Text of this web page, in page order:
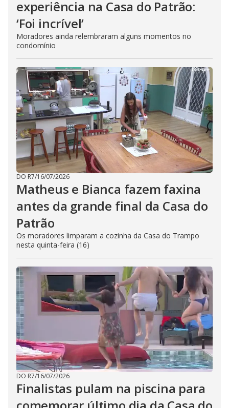
experiência na Casa do Patrão:
‘Foi incrível’
Moradores ainda relembraram alguns momentos no
condomínio
DO R7/16/07/2026
Matheus e Bianca fazem faxina
antes da grande final da Casa do
Patrão
Os moradores limparam a cozinha da Casa do Trampo
nesta quinta-feira (16)
DO R7/16/07/2026
Finalistas pulam na piscina para